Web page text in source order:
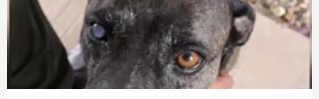
Compartir Noticia